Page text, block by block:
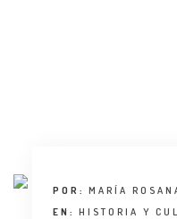
POR: MARÍA
EN: HISTORIA Y